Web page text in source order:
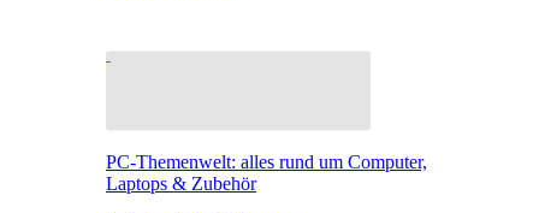
PC-Themenwelt: alles rund um Computer,
Laptops & Zubehör